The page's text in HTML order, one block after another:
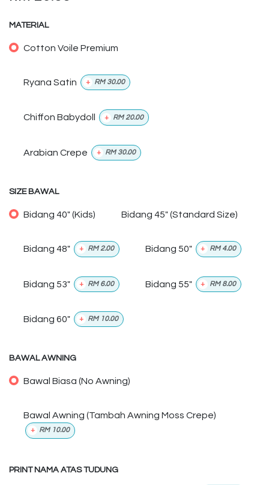
MATERIAL
Cotton Voile Premium
Ryana Satin + RM 30.00
Chiffon Babydoll + RM 20.00
Arabian Crepe + RM 30.00
SIZE BAWAL
Bidang 40" (Kids) Bidang 45" (Standard Size)
Bidang 48" + RM2.00 Bidang 50" + RM 4.00
Bidang 53" + RM 6.00 Bidang 55" + RM 8.00
Bidang 60" + RM 10.00
BAWAL AWNING
Bawal Biasa (No Awning)
Bawal Awning (Tambah Awning Moss Crepe)
+ RM 10.00
PRINT NAMA ATAS TUDUNG